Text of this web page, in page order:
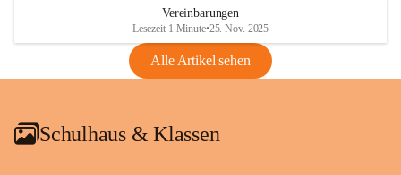
Vereinbarungen
Lesezeit 1 Minute•25. Nov. 2025
Alle Artikel sehen
Schulhaus & Klassen